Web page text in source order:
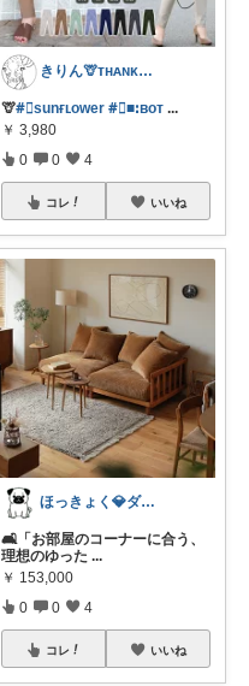
きりん🦒ᴛʜᴀɴᴋs ᴀʟᴡᴀʏs.
🦒#⃞sunғʟower #⃞■ꓽʙoᴛ ...
￥ 3,980
0 0 4
コレ いいね
ほっきょく💎ダイヤモンド会員💎
🛋️「お部屋のコーナーに合う、
理想のゆった ...
￥ 153,000
0 0 4
コレ いいね